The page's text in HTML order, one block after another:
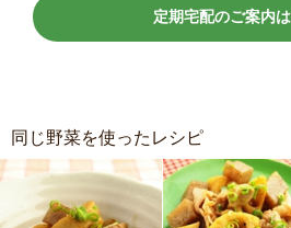
定期宅配のご案内
同じ野菜を使ったレシピ